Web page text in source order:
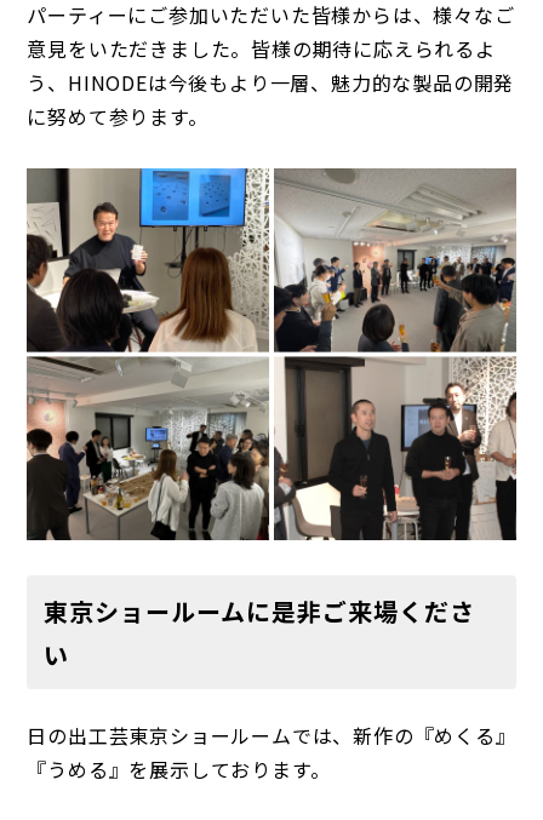
パーティーにご参加いただいた皆様からは、様々なご
意見をいただきました。皆様の期待に応えられるよ
う、HINODEは今後もより一層、魅力的な製品の開発
に努めて参ります。
東京ショールームに是非ご来場くださ
い
日の出工芸東京ショールームでは、新作の『めくる』
『うめる』を展示しております。